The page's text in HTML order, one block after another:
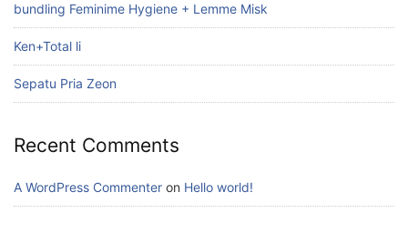
bundling Feminime Hygiene + Lemme Misk
Ken+Total li
Sepatu Pria Zeon
Recent Comments
A WordPress Commenter on Hello world!